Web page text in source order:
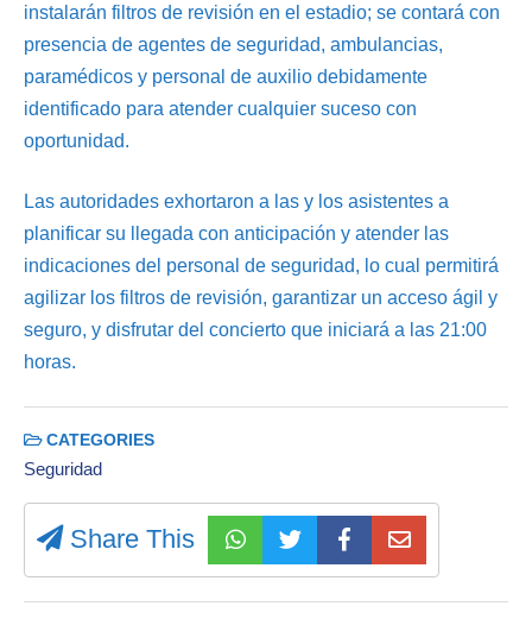
instalarán filtros de revisión en el estadio; se contará con
presencia de agentes de seguridad, ambulancias,
paramédicos y personal de auxilio debidamente
identificado para atender cualquier suceso con
oportunidad.
Las autoridades exhortaron a las y los asistentes a
planificar su llegada con anticipación y atender las
indicaciones del personal de seguridad, lo cual permitirá
agilizar los filtros de revisión, garantizar un acceso ágil y
seguro, y disfrutar del concierto que iniciará a las 21:00
horas.
CATEGORIES
Seguridad
Share This